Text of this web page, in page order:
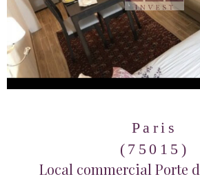
Paris
(75015)
Local commercial Porte